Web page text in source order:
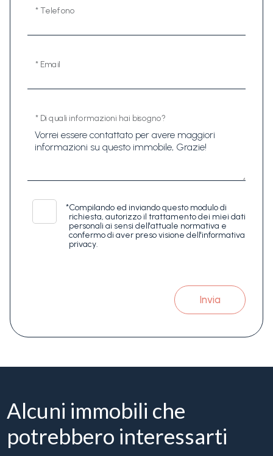
* Telefono
* Email
* Di quali informazioni hai bisogno?
*Compilando ed inviando questo modulo di
richiesta, autorizzo il trattamento dei miei dati
personali ai sensi dell'attuale normativa e
confermo di aver preso visione dell'informativa
privacy.
Invia
Alcuni immobili che
potrebbero interessarti